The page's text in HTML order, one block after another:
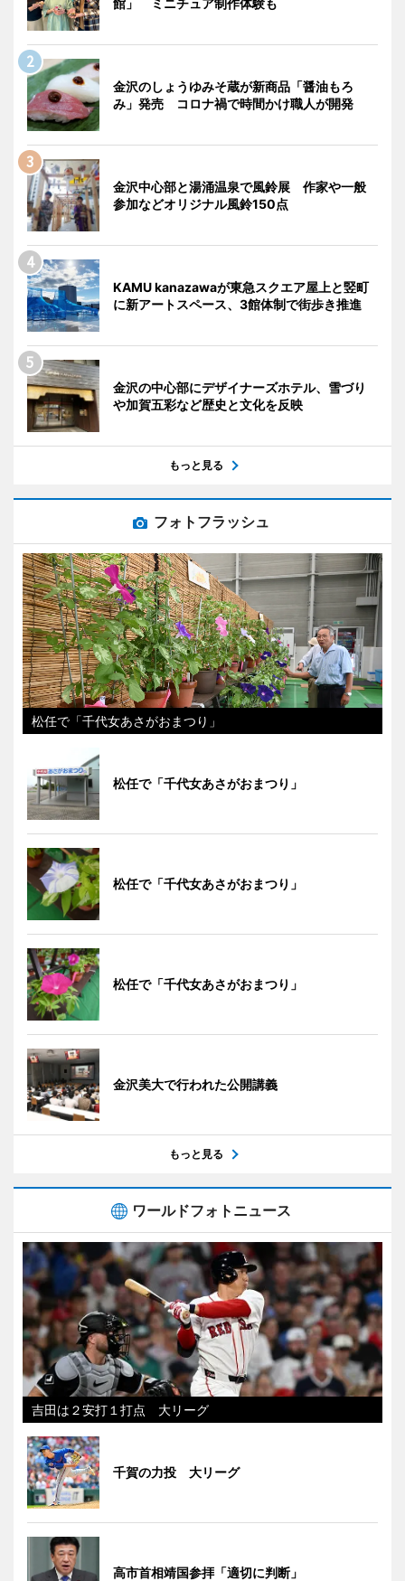
金沢のしょうゆみそ蔵が新商品「醤油もろ
み」発売 コロナ禍で時間かけ職人が開発
金沢中心部と湯涌温泉で風鈴展 作家や一般
参加などオリジナル風鈴150点
KAMU kanazawaが東急スクエア屋上と竪町
に新アートスペース、3館体制で街歩き推進
金沢の中心部にデザイナーズホテル、雪づり
や加賀五彩など歴史と文化を反映
もっと見る
フォトフラッシュ
松任で「千代女あさがおまつり」
松任で「千代女あさがおまつり」
松任で「千代女あさがおまつり」
松任で「千代女あさがおまつり」
金沢美大で行われた公開講義
もっと見る
ワールドフォトニュース
吉田は２安打１打点 大リーグ
千賀の力投 大リーグ
高市首相靖国参拝「適切に判断」